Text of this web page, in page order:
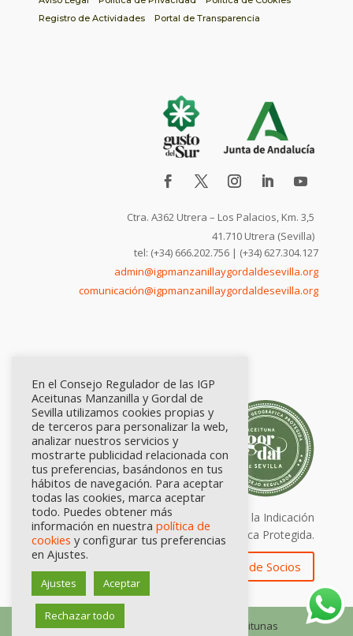
Registro de Actividades
Portal de Transparencia
Ctra. A362 Utrera – Los Palacios, Km. 3,5
41.710 Utrera (Sevilla)
tel: (+34) 666.202.756 | (+34) 627.304.127
admin@igpmanzanillaygordaldesevilla.org
comunicación@igpmanzanillaygordaldesevilla.org
Calidad certificada por Origen. Sellos de la Indicación
Geográfica Protegida.
Zona de Socios
© Consejo Regulador de las IGP Aceitunas
En el Consejo Regulador de las IGP
Aceitunas Manzanilla y Gordal de
Sevilla utilizamos cookies propias y
de terceros para personalizar la web,
analizar nuestros servicios y
mostrarte publicidad relacionada con
tus preferencias, basándonos en tus
hábitos de navegación. Para aceptar
todas las cookies, marca aceptar
todo. Puedes obtener más
información en nuestra política de
cookies y configurar tus preferencias
en Ajustes.
Ajustes Aceptar
Rechazar todo